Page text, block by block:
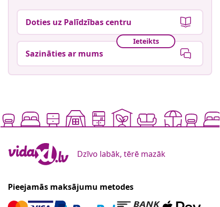
Doties uz Palīdzības centru
Ieteikts
Sazināties ar mums
Dzīvo labāk, tērē mazāk
Pieejamās maksājumu metodes